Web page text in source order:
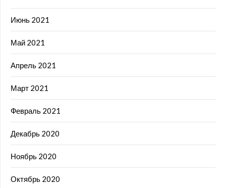
Июнь 2021
Май 2021
Апрель 2021
Март 2021
Февраль 2021
Декабрь 2020
Ноябрь 2020
Октябрь 2020